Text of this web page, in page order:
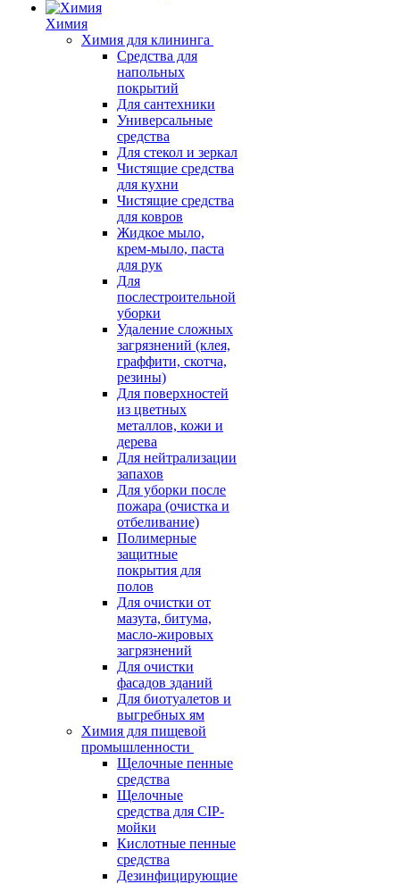
Химия
Химия для клининга
Средства для
напольных
покрытий
Для сантехники
Универсальные
средства
Для стекол и зеркал
Чистящие средства
для кухни
Чистящие средства
для ковров
Жидкое мыло,
крем-мыло, паста
для рук
Для
послестроительной
уборки
Удаление сложных
загрязнений (клея,
граффити, скотча,
резины)
Для поверхностей
из цветных
металлов, кожи и
дерева
Для нейтрализации
запахов
Для уборки после
пожара (очистка и
отбеливание)
Полимерные
защитные
покрытия для
полов
Для очистки от
мазута, битума,
масло-жировых
загрязнений
Для очистки
фасадов зданий
Для биотуалетов и
выгребных ям
Химия для пищевой
промышленности
Щелочные пенные
средства
Щелочные
средства для CIP-
мойки
Кислотные пенные
средства
Дезинфицирующие